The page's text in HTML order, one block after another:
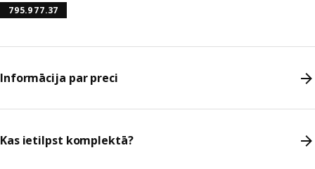
795.977.37
Informācija par preci
Kas ietilpst komplektā?